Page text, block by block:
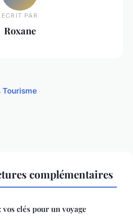
ECRIT PAR
Roxane
complémentaires
clés pour un voyage